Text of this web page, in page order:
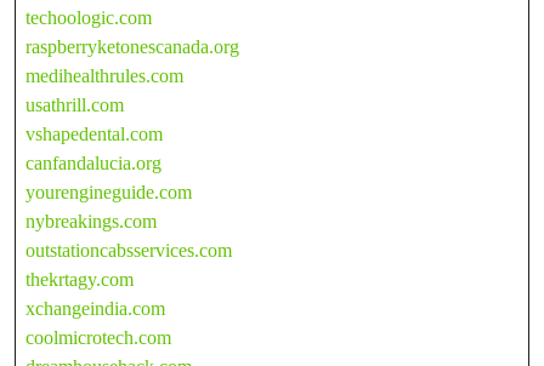
techoologic.com
raspberryketonescanada.org
medihealthrules.com
usathrill.com
vshapedental.com
canfandalucia.org
yourengineguide.com
nybreakings.com
outstationcabsservices.com
thekrtagy.com
xchangeindia.com
coolmicrotech.com